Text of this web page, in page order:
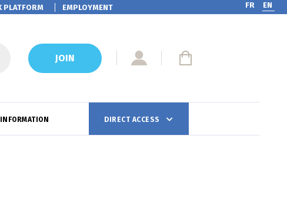
PLATFORM EMPLOYMENT FR EN
JOIN
DIRECT ACCESS